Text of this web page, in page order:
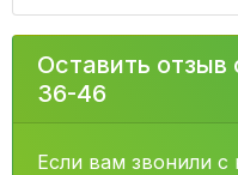
Оставить
36-46
Если вам звонили